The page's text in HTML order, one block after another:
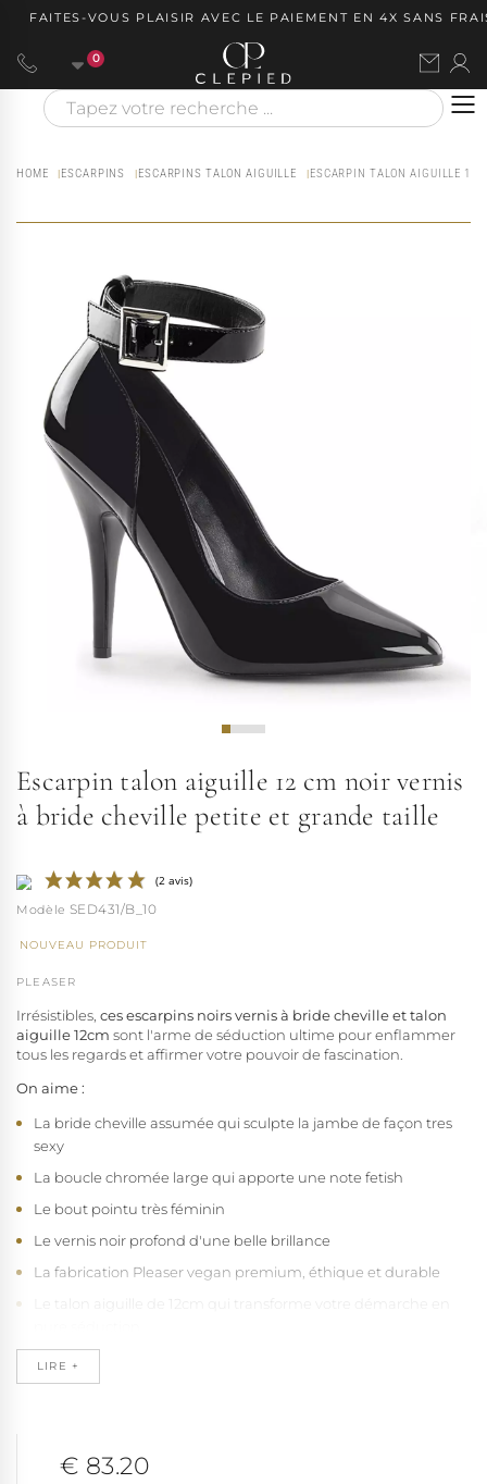
VOUS PLAISIR AVEC LE PAIEMENT EN 4X SANS FRAIS
0
HOME ESCARPINS ESCARPINS TALON AIGUILLE
Escarpin talon aiguille 12 cm noir vernis
à bride cheville petite et grande taille
(2 avis)
SED431/B_10
NOUVEAU PRODUIT
PLEASER
Irrésistibles, ces escarpins noirs vernis à bride cheville et talon
aiguille 12cm sont l'arme de séduction ultime pour enflammer
tous les regards et affirmer votre pouvoir de fascination.
On aime :
La bride cheville assumée qui sculpte la jambe de façon tres
sexy
La boucle chromée large qui apporte une note fetish
Le bout pointu très féminin
Le vernis noir profond d'une belle brillance
La fabrication Pleaser vegan premium, éthique et durable
Le talon aiguille de 12cm qui transforme votre démarche en
Pointures disponibles :
magnétisme irrésistible.
LIRE +
€ 83.20